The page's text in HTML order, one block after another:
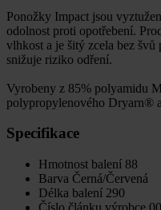
Ponožky Impact jsou
odolnost proti opotřebení.
vlhkost a je šitý zcela bez švů
snižuje riziko odření.
Vyrobeny z 85% polyamidu
polypropylenového Dryarn®
Specifikace
Hmotnost balení 88
Barva Černá/Červená
Délka balení 290